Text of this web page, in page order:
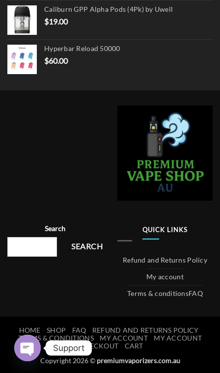
Caliburn GPP Alpha Pods (4Pk) by Uwell
$19.00
Hyperbar Reload 50000
$60.00
Search
SEARCH
QUICK LINKS
Refund and Returns Policy
My account
Terms & conditionsFAQ
HOME SHOP FAQ
REFUND AND RETURNS POLICY
TERMS & CONDITIONS
MY ACCOUNT
MY ACCOUNT
CHECKOUT
CART
Copyright 2026 © premiumvaporizers.com.au
Support